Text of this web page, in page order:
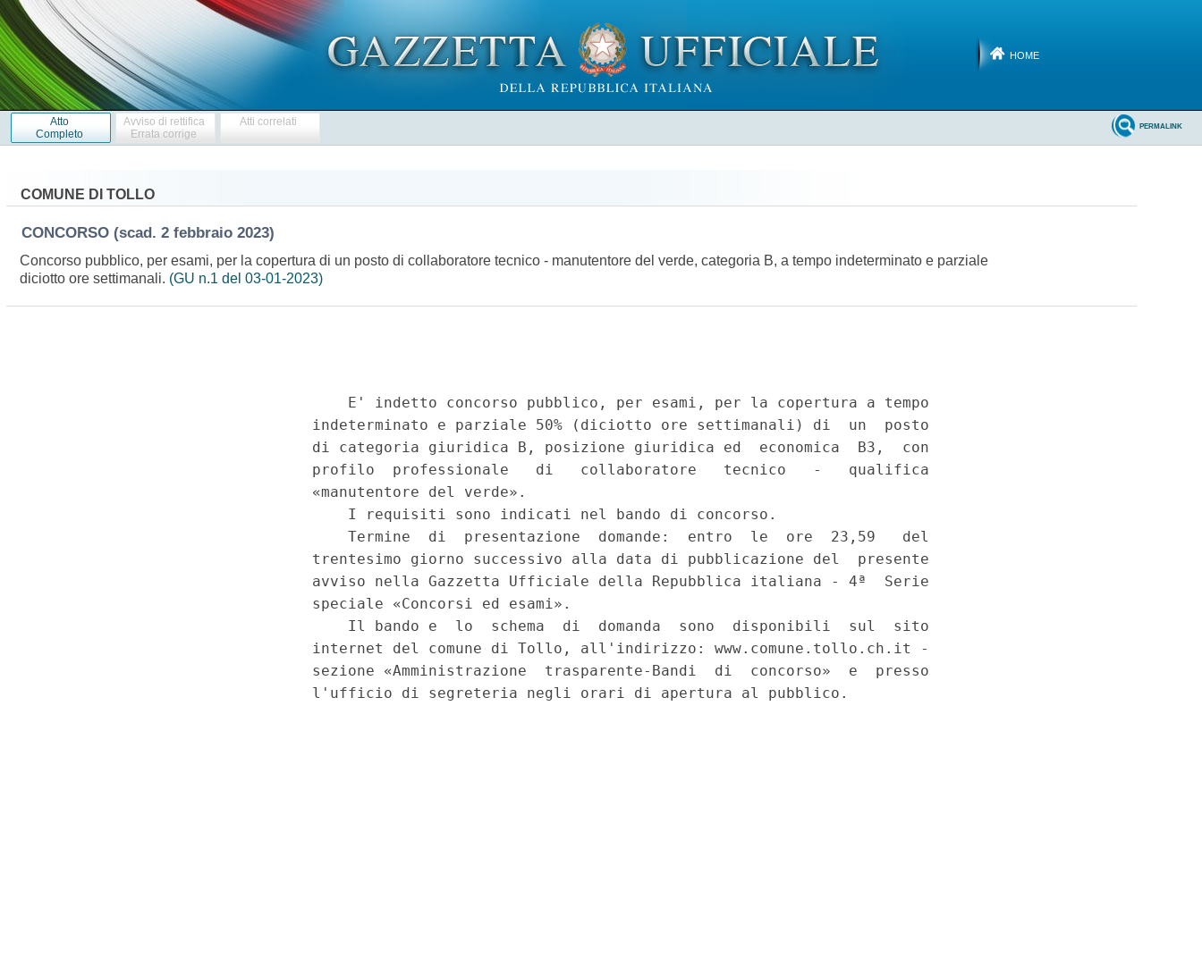
HOME
Atto
Completo
Avviso di rettifica
Errata corrige
Atti correlati PERMALINK
COMUNE DI TOLLO
CONCORSO (scad. 2 febbraio 2023)
Concorso pubblico, per esami, per la copertura di un posto di collaboratore tecnico - manutentore del verde, categoria B, a tempo indeterminato e parziale
diciotto ore settimanali. (GU n.1 del 03-01-2023)